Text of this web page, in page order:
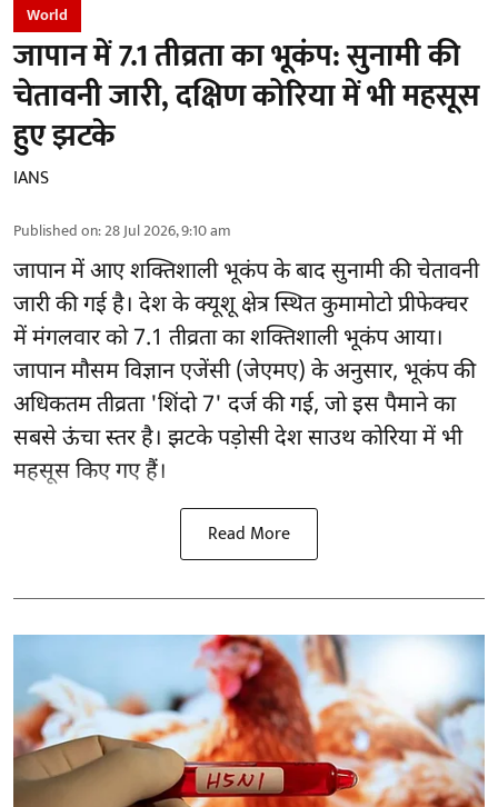
World
जापान में 7.1 तीव्रता का भूकंप: सुनामी की
चेतावनी जारी, दक्षिण कोरिया में भी महसूस
हुए झटके
IANS
Published on:28 Jul 2026, 9:10 am
जापान में आए शक्तिशाली भूकंप के बाद सुनामी की चेतावनी
जारी की गई है। देश के क्यूशू क्षेत्र स्थित कुमामोटो प्रीफेक्चर
में मंगलवार को 7.1 तीव्रता का शक्तिशाली भूकंप आया।
जापान मौसम विज्ञान एजेंसी (जेएमए) के अनुसार, भूकंप की
अधिकतम तीव्रता 'शिंदो 7' दर्ज की गई, जो इस पैमाने का
सबसे ऊंचा स्तर है। झटके पड़ोसी देश साउथ कोरिया में भी
महसूस किए गए हैं।
Read More